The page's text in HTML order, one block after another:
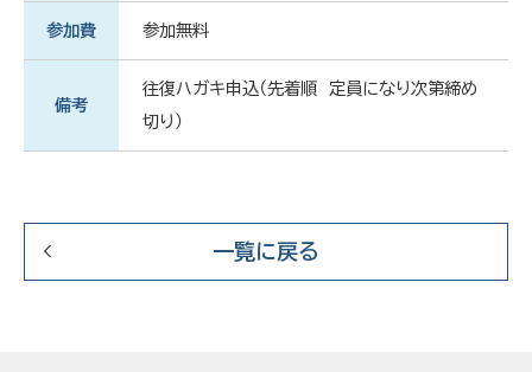
参加費 参加無料
備考
往復ハガキ申込（先着順 定員になり次第締め
切り）
一覧に戻る